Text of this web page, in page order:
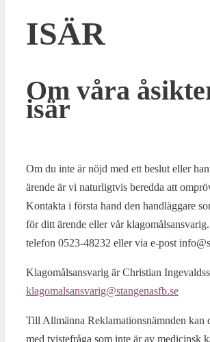
ISÄR
Om våra
isär
Om du inte är nöjd med ett beslut eller
ärende är vi naturligtvis beredda att
Kontakta i första hand den handläggare
för ditt ärende eller vår
telefon 0523-48232 eller via e-post
Klagomålsansvarig är Christian
klagomalsansvarig@stangenasfb.se
Till Allmänna Reklamationsnämnden kan
med tvistefråga som inte är av medicinsk